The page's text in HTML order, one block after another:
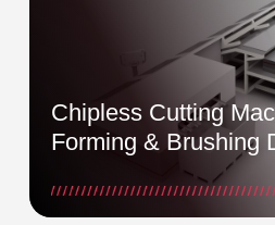
Chipless Cutting
Forming & Brushing